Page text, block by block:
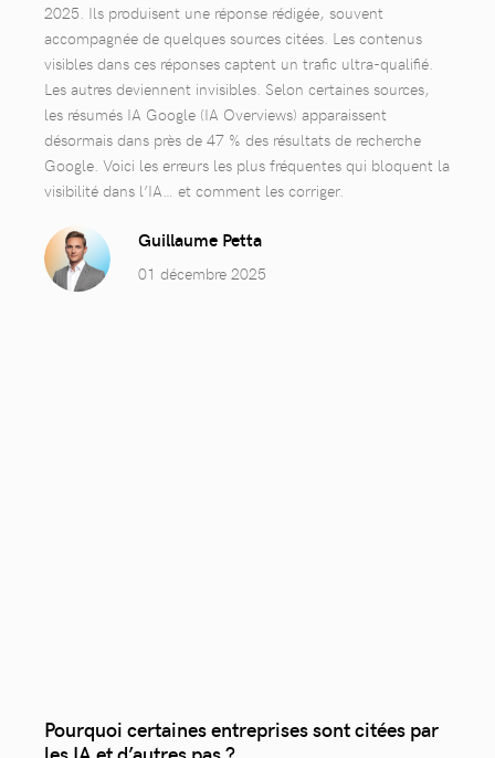
2025. Ils produisent une réponse rédigée, souvent
accompagnée de quelques sources citées. Les contenus
visibles dans ces réponses captent un trafic ultra-qualifié.
Les autres deviennent invisibles. Selon certaines sources,
les résumés IA Google (IA Overviews) apparaissent
désormais dans près de 47 % des résultats de recherche
Google. Voici les erreurs les plus fréquentes qui bloquent la
visibilité dans l’IA… et comment les corriger.
Guillaume Petta
01 décembre 2025
Pourquoi certaines entreprises sont citées par